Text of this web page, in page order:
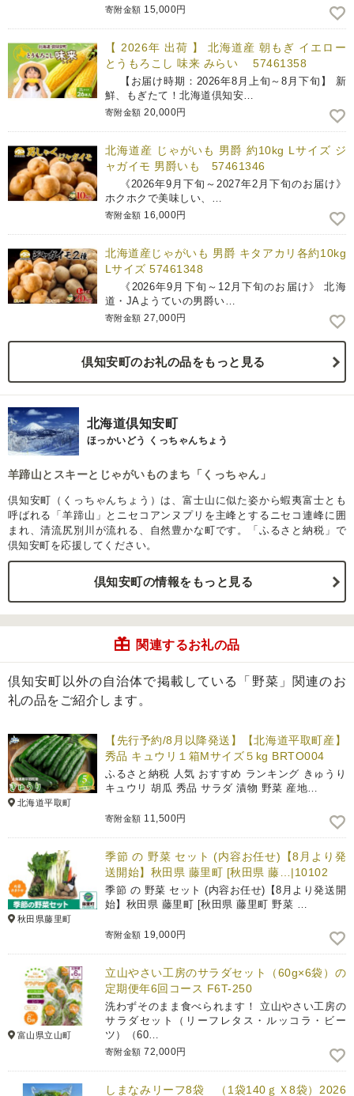
寄附金額 15,000円
【 2026年 出荷 】 北海道産 朝もぎ イエロー
とうもろこし 味来 みらい 57461358
【お届け時期：2026年8月上旬～8月下旬】 新
鮮、もぎたて！北海道倶知安…
寄附金額 20,000円
北海道産 じゃがいも 男爵 約10kg Lサイズ ジ
ャガイモ 男爵いも 57461346
《2026年9月下旬～2027年2月下旬のお届け》
ホクホクで美味しい、…
寄附金額 16,000円
北海道産じゃがいも 男爵 キタアカリ各約10kg
Lサイズ 57461348
《2026年9月下旬～12月下旬のお届け》 北海
道・JAようていの男爵い…
寄附金額 27,000円
倶知安町のお礼の品をもっと見る
北海道倶知安町
ほっかいどう くっちゃんちょう
羊蹄山とスキーとじゃがいものまち「くっちゃん」
倶知安町（くっちゃんちょう）は、富士山に似た姿から蝦夷富士とも
呼ばれる「羊蹄山」とニセコアンヌプリを主峰とするニセコ連峰に囲
まれ、清流尻別川が流れる、自然豊かな町です。「ふるさと納税」で
倶知安町を応援してください。
倶知安町の情報をもっと見る
関連するお礼の品
倶知安町以外の自治体で掲載している「野菜」関連のお
礼の品をご紹介します。
北海道平取町
【先行予約/8月以降発送】【北海道平取町産】
秀品 キュウリ１箱Мサイズ５kg BRTO004
ふるさと納税 人気 おすすめ ランキング きゅうり
キュウリ 胡瓜 秀品 サラダ 漬物 野菜 産地…
寄附金額 11,500円
秋田県藤里町
季節 の 野菜 セット (内容お任せ)【8月より発
送開始】秋田県 藤里町 [秋田県 藤…|10102
季節 の 野菜 セット (内容お任せ)【8月より発送開
始】秋田県 藤里町 [秋田県 藤里町 野菜 …
寄附金額 19,000円
富山県立山町
立山やさい工房のサラダセット（60g×6袋）の
定期便年6回コース F6T-250
洗わずそのまま食べられます！ 立山やさい工房の
サラダセット（リーフレタス・ルッコラ・ビー
ツ）（60…
寄附金額 72,000円
しまなみリーフ8袋 （1袋140ｇＸ8袋）2026